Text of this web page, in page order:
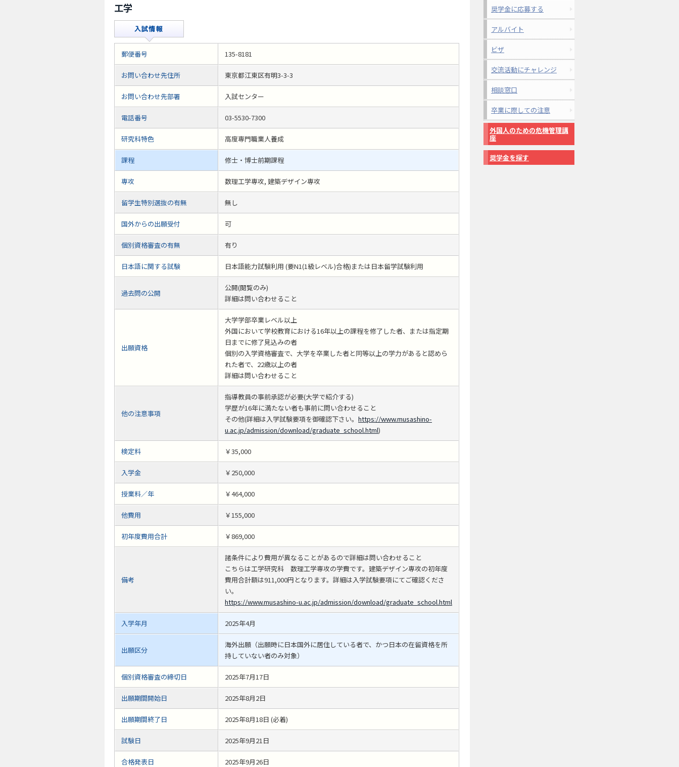
工学
郵便番号 135-8181
お問い合わせ先住所 東京都江東区有明3-3-3
お問い合わせ先部署 入試センター
電話番号 03-5530-7300
研究科特色 高度専門職業人養成
課程 修士・博士前期課程
専攻 数理工学専攻, 建築デザイン専攻
留学生特別選抜の有無 無し
国外からの出願受付 可
個別資格審査の有無 有り
日本語に関する試験 日本語能力試験利用 (要N1(1級レベル)合格)または日本留学試験利用
過去問の公開
公開(閲覧のみ)
詳細は問い合わせること
出願資格
大学学部卒業レベル以上
外国において学校教育における16年以上の課程を修了した者、または指定期
日までに修了見込みの者
個別の入学資格審査で、大学を卒業した者と同等以上の学力があると認めら
れた者で、22歳以上の者
詳細は問い合わせること
他の注意事項
指導教員の事前承認が必要(大学で紹介する)
学歴が16年に満たない者も事前に問い合わせること
その他(詳細は入学試験要項を御確認下さい。 https://www.musashino-
u.ac.jp/admission/download/graduate_school.html)
検定料 ￥35,000
入学金 ￥250,000
授業料／年 ￥464,000
他費用 ￥155,000
初年度費用合計 ￥869,000
備考
諸条件により費用が異なることがあるので詳細は問い合わせること
こちらは工学研究科 数理工学専攻の学費です。建築デザイン専攻の初年度
費用合計額は911,000円となります。詳細は入学試験要項にてご確認くださ
い。
https://www.musashino-u.ac.jp/admission/download/graduate_school.html
入学年月 2025年4月
出願区分
海外出願（出願時に日本国外に居住している者で、かつ日本の在留資格を所
持していない者のみ対象）
個別資格審査の締切日 2025年7月17日
出願期間開始日 2025年8月2日
出願期間終了日 2025年8月18日 (必着)
試験日 2025年9月21日
合格発表日 2025年9月26日
奨学金に応募する
アルバイト
ビザ
交流活動にチャレンジ
相談窓口
卒業に際しての注意
外国人のための危機管理講
座
奨学金を探す